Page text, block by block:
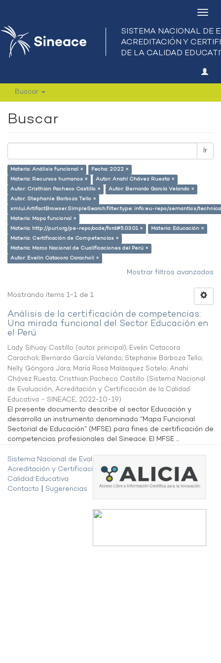
Buscar
Buscar
Ir
Materia: Análisis funcional ×
Fecha: 2022 ×
Materia: Recursos humanos ×
Autor: Anahí Chávez Ruesta ×
Autor: Cristhian Pacheco Castillo ×
Autor: Bernardo García Velando ×
Autor: Stephanie Barboza Tello ×
xmlui.ArtifactBrowser.SimpleSearch.filter.type: info:eu-repo/semantics/
Materia: Mapa funcional ×
Materia: http://purl.org/pe-repo/ocde/ford#5.03.01 ×
Materia: Educación ×
Materia: Certificación de Competencias ×
Materia: Marco Nacional de Cualificaciones del Perú ×
Autor: Evelin Catacora Caracholi ×
Mostrar filtros avanzados
Mostrando ítems 1-1 de 1
Análisis de la certificación de competencias:
Una mirada funcional del Sector Educación en
el Perú
Lady Sihuay Castillo (autor principal); Evelin Catacora
Caracholi; Bernardo García Velando; Stephanie Barboza Tello;
Nelly Góngora Jara; María Rosa Malásquez Sotelo; Anahí
Chávez Ruesta; Cristhian Pacheco Castillo (Sistema Nacional
de Evaluación, Acreditación y Certificación de la Calidad
Educativa - SINEACE, 2022-10-19)
El presente documento describe al sector Educación y
desarrolla un instrumento denominado “Mapa Funcional
Sectorial de Educación” (MFSE) para fines de certificación de
competencias profesionales del Sineace. El MFSE ...
Sistema Nacional de Evaluación,
Acreditación y Certificación de la
Calidad Educativa
Contacto
Sugerencias